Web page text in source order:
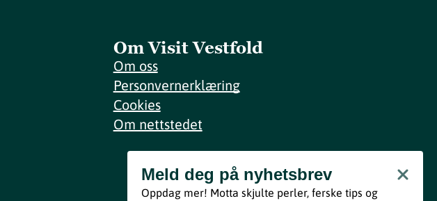
Om Visit Vestfold
Om oss
Personvernerklæring
Cookies
Om nettstedet
Meld deg på nyhetsbrev
Bli med
Meld deg på nyhetsbrev
Oppdag mer! Motta skjulte perler, ferske tips og